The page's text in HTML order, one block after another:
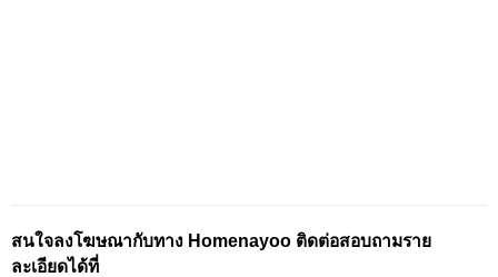
สนใจลงโฆษณากับทาง Homenayoo ติดต่อสอบถามราย
ละเอียดได้ที่